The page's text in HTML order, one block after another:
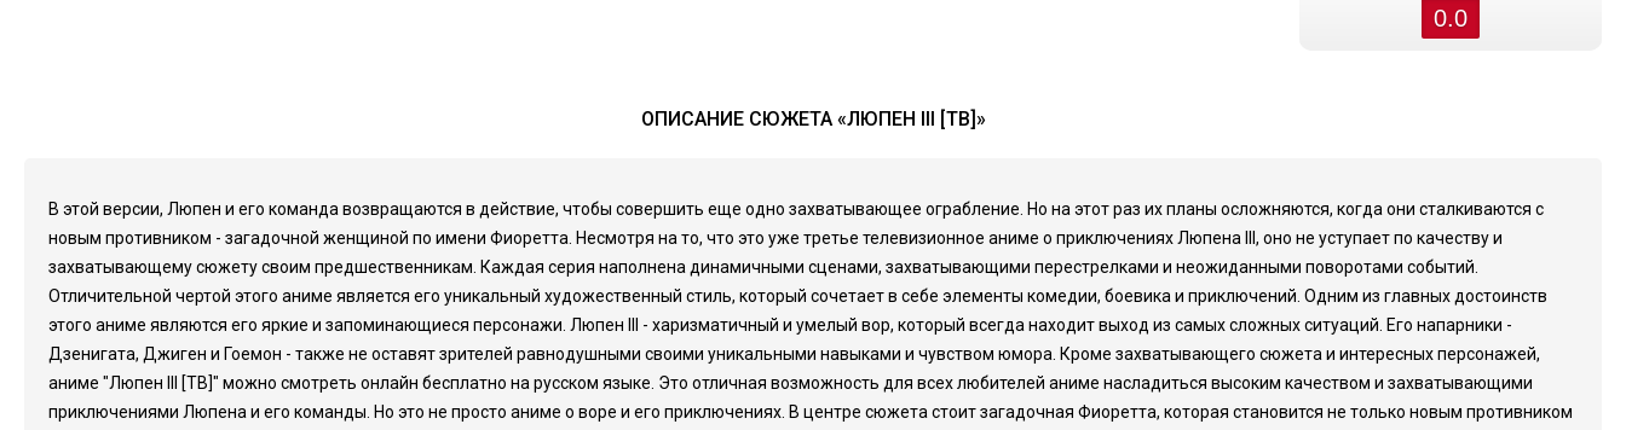
0.0
ОПИСАНИЕ СЮЖЕТА «ЛЮПЕН III [ТВ]»
В этой версии, Люпен и его команда возвращаются в действие, чтобы совершить еще одно захватывающее ограбление. Но на этот раз их планы осложняются, когда они сталкиваются с
новым противником - загадочной женщиной по имени Фиоретта. Несмотря на то, что это уже третье телевизионное аниме о приключениях Люпена III, оно не уступает по качеству и
захватывающему сюжету своим предшественникам. Каждая серия наполнена динамичными сценами, захватывающими перестрелками и неожиданными поворотами событий.
Отличительной чертой этого аниме является его уникальный художественный стиль, который сочетает в себе элементы комедии, боевика и приключений. Одним из главных достоинств
этого аниме являются его яркие и запоминающиеся персонажи. Люпен III - харизматичный и умелый вор, который всегда находит выход из самых сложных ситуаций. Его напарники -
Дзенигата, Джиген и Гоемон - также не оставят зрителей равнодушными своими уникальными навыками и чувством юмора. Кроме захватывающего сюжета и интересных персонажей,
аниме "Люпен III [ТВ]" можно смотреть онлайн бесплатно на русском языке. Это отличная возможность для всех любителей аниме насладиться высоким качеством и захватывающими
приключениями Люпена и его команды. Но это не просто аниме о воре и его приключениях. В центре сюжета стоит загадочная Фиоретта, которая становится не только новым противником